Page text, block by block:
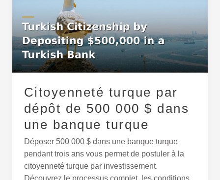
Citoyenneté turque par
dépôt de 500 000 $ dans
une banque turque
Déposer 500 000 $ dans une banque turque
pendant trois ans vous permet de postuler à la
citoyenneté turque par investissement.
Découvrez le processus complet, les conditions
de
500
000
$
dans
une
banque
turque